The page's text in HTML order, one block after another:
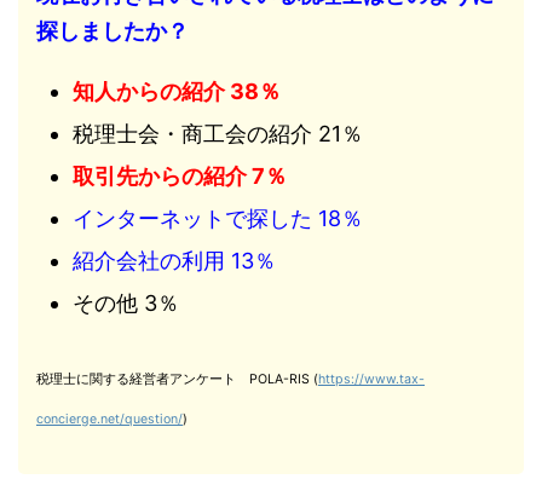
探しましたか？
知人からの紹介 38％
税理士会・商工会の紹介 21％
取引先からの紹介 7％
インターネットで探した 18％
紹介会社の利用 13％
その他 3％
税理士に関する経営者アンケート POLA-RIS (https://www.tax-
concierge.net/question/)